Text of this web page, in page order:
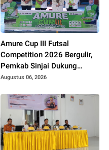
Amure Cup III Futsal
Competition 2026 Bergulir,
Pemkab Sinjai Dukung
Pembinaan Atlet Muda
Augustus 06, 2026